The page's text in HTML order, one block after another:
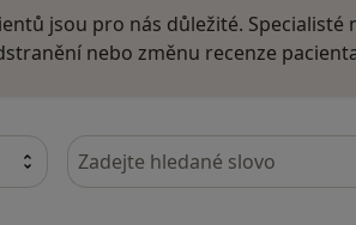
jsou pro nás důležité. Specialisté
nebo změnu recenze
Hledejte v názorech